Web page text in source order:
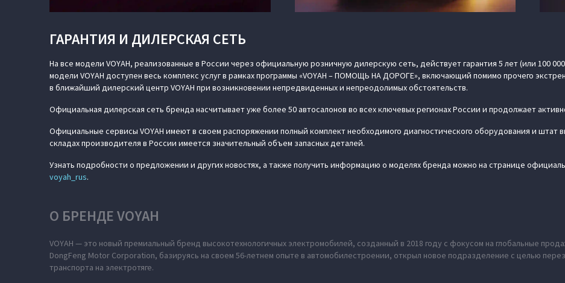
ГАРАНТИЯ И ДИЛЕРСКАЯ СЕТЬ
На все модели VOYAH, реализованные в России через официальную розничную дилерскую сеть, действует гарантия 5 лет (или 100
модели VOYAH доступен весь комплекс услуг в рамках программы «VOYAH – ПОМОЩЬ НА ДОРОГЕ», включающий помимо прочего
в ближайший дилерский центр VOYAH при возникновении непредвиденных и непреодолимых обстоятельств.
Официальная дилерская сеть бренда насчитывает уже более 50 автосалонов во всех ключевых регионах России и продолжает
Официальные сервисы VOYAH имеют в своем распоряжении полный комплект необходимого диагностического оборудования и штат
складах производителя в России имеется значительный объем запасных деталей.
Узнать подробности о предложении и других новостях, а также получить информацию о моделях бренда можно на странице
voyah_rus.
О БРЕНДЕ VOYAH
VOYAH — это новый премиальный бренд высокотехнологичных электромобилей, созданный в 2018 году с фокусом на глобальные
DongFeng Motor Corporation, базируясь на своем 56-летнем опыте в автомобилестроении, открыл новое подразделение с целью
транспорта на электротяге.